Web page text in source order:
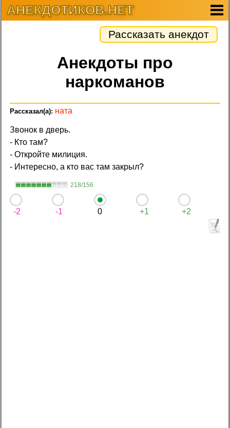
АНЕКДОТИКОВ.НЕТ
Рассказать анекдот
Анекдоты про
наркоманов
ната
Звонок в дверь.
- Кто там?
- Откройте милиция.
- Интересно, а кто вас там закрыл?
218/156
-2 -1 0 +1 +2